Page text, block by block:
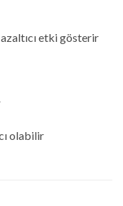
etki gösterir
olabilir